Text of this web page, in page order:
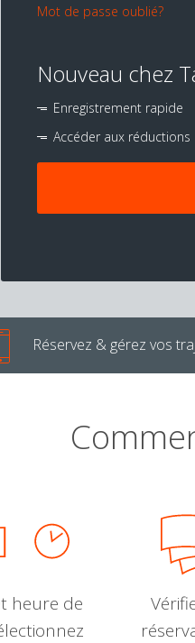
Mot de passe oublié?
Nouveau chez
Enregistrement rapide
Accéder aux réductions
Réservez & gérez vos
heure de